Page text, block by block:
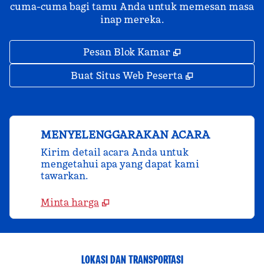
cuma-cuma bagi tamu Anda untuk memesan masa
inap mereka.
Pesan Blok Kamar ,
Buat Situs Web Peserta ,
MENYELENGGARAKAN ACARA
Kirim detail acara Anda untuk
mengetahui apa yang dapat kami
tawarkan.
Minta harga
LOKASI DAN TRANSPORTASI